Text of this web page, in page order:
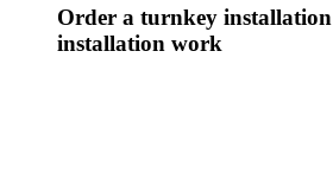
Order a turnkey installation
installation work